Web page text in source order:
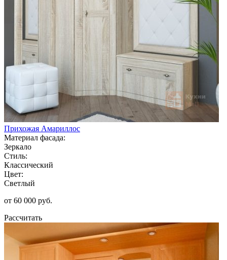
Прихожая Амариллос
Материал фасада:
Зеркало
Стиль:
Классический
Цвет:
Светлый
от 60 000 руб.
Рассчитать